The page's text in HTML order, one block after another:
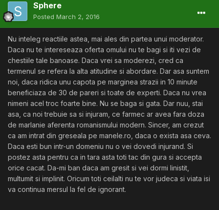
Sphere
Posted March 2, 2016
Nu inteleg reactiile astea, mai ales din partea unui moderator.
Daca nu te intereseaza oferta omului nu te bagi si iti vezi de
chestiile tale banoase. Daca vrei sa moderezi, cred ca
termenul se refera la alta atitudine si abordare. Dar asa suntem
noi, daca ridica unu capota pe marginea strazii in 10 minute
beneficiaza de 30 de pareri si toate de experti. Daca nu vrea
nimeni acel troc foarte bine. Nu se baga si gata. Dar nuu, stai
asa, ca noi trebuie sa si injuram, ce farmec ar avea fara doza
de marlanie aferenta romanismului modern. Sincer, am crezut
ca am intrat din greseala pe manele.ro, daca o exista asa ceva.
Daca esti bun intr-un domeniu nu o vei dovedi injurand. Si
postez asta pentru ca in tara asta toti tac din gura si accepta
orice cacat. Da-mi ban daca am gresit si vei dormi linistit,
multumit si implinit. Oricum toti ceilalti nu te vor judeca si viata isi
va continua mersul la fel de ignorant.